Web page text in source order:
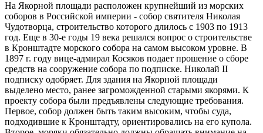
На Якорной площади расположен крупнейший из морских
соборов в Российской империи - собор святителя Николая
Чудотворца, строительство которого длилось с 1903 по 1913
год. Еще в 30-е годы 19 века решался вопрос о строительстве
в Кронштадте морского собора на самом высоком уровне. В
1897 г. году вице-адмирал Косяков подает прошение о сборе
средств на сооружение собора по подписке. Николай II
подписку одобряет. Для здания на Якорной площади
выделено место, ранее загроможденной старыми якорями. К
проекту собора были предъявлены следующие требования.
Первое, собор должен быть таким высоким, чтобы суда,
подходившие к Кронштадту, ориентировались на его купола.